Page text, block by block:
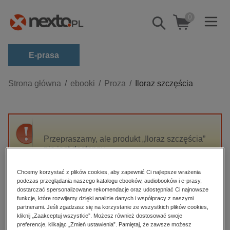
Pokaż/schowaj
wyszukiwarkę
0
E-prasa
Kategorie
biznesowe, branżowe, gospodarka
dzienniki
edukacja
hobby, sport, rozrywka
komputery, internet, technologie, informatyka
Strona główna ebooki Proza Iloraz szczęścia
Przepraszamy, ale produkt „Iloraz szczęścia”
nie jest dostępny.
High-contrast mode
Polecane
Chcemy korzystać z plików cookies, aby zapewnić Ci najlepsze wrażenia
podczas przeglądania naszego katalogu ebooków, audiobooków i e-prasy,
dostarczać spersonalizowane rekomendacje oraz udostępniać Ci najnowsze
funkcje, które rozwijamy dzięki analizie danych i współpracy z naszymi
partnerami. Jeśli zgadzasz się na korzystanie ze wszystkich plików cookies,
kliknij „Zaakceptuj wszystkie”. Możesz również dostosować swoje
preferencje, klikając „Zmień ustawienia”. Pamiętaj, że zawsze możesz